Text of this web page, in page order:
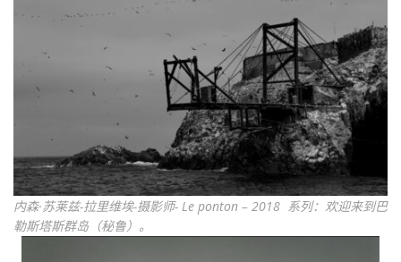
内森·苏莱兹-拉里维埃-摄影师- Le ponton – 2018 系列：欢迎来到巴
勒斯塔斯群岛（秘鲁）。